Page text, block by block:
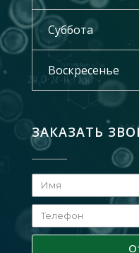
Суббота
Воскресенье
ЗАКАЗАТЬ